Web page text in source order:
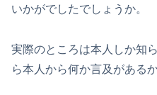
いかがでしたでしょうか。
実際のところは本人しか知
ら本人から何か言及がある